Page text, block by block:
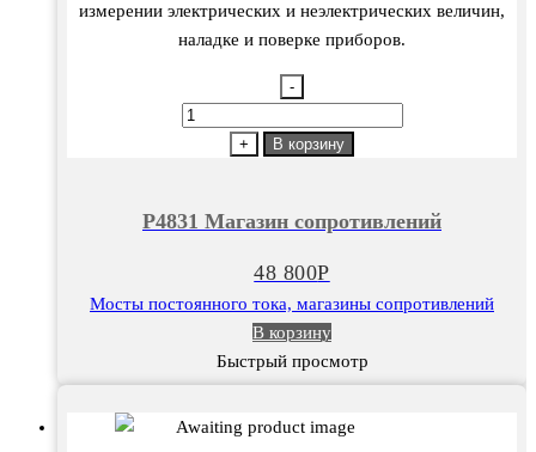
измерении электрических и неэлектрических величин,
наладке и поверке приборов.
-
Количество
сопротивлений
+ В корзину
Р4831 Магазин сопротивлений
48 800Р
Мосты постоянного тока, магазины сопротивлений
В корзину
Быстрый просмотр